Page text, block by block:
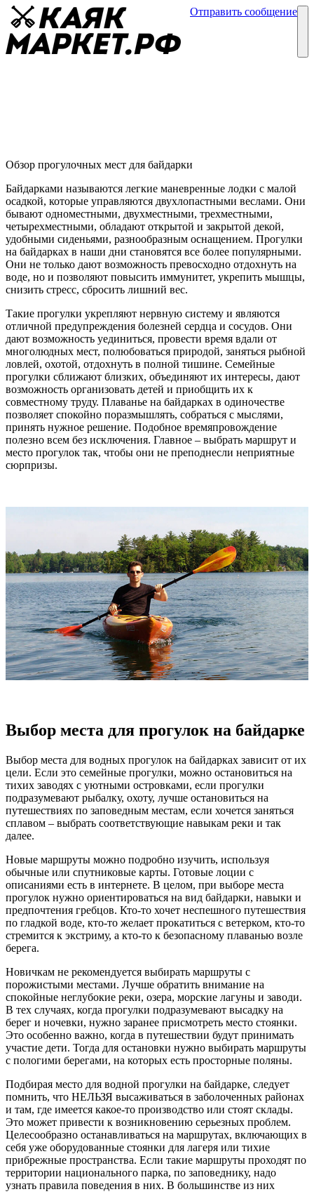
Отправить сообщение
Обзор прогулочных мест для байдарки
Байдарками называются легкие маневренные лодки с малой
осадкой, которые управляются двухлопастными веслами. Они
бывают одноместными, двухместными, трехместными,
четырехместными, обладают открытой и закрытой декой,
удобными сиденьями, разнообразным оснащением. Прогулки
на байдарках в наши дни становятся все более популярными.
Они не только дают возможность превосходно отдохнуть на
воде, но и позволяют повысить иммунитет, укрепить мышцы,
снизить стресс, сбросить лишний вес.
Такие прогулки укрепляют нервную систему и являются
отличной предупреждения болезней сердца и сосудов. Они
дают возможность уединиться, провести время вдали от
многолюдных мест, полюбоваться природой, заняться рыбной
ловлей, охотой, отдохнуть в полной тишине. Семейные
прогулки сближают близких, объединяют их интересы, дают
возможность организовать детей и приобщить их к
совместному труду. Плаванье на байдарках в одиночестве
позволяет спокойно поразмышлять, собраться с мыслями,
принять нужное решение. Подобное времяпровождение
полезно всем без исключения. Главное – выбрать маршрут и
место прогулок так, чтобы они не преподнесли неприятные
сюрпризы.
Выбор места для прогулок на байдарке
Выбор места для водных прогулок на байдарках зависит от их
цели. Если это семейные прогулки, можно остановиться на
тихих заводях с уютными островками, если прогулки
подразумевают рыбалку, охоту, лучше остановиться на
путешествиях по заповедным местам, если хочется заняться
сплавом – выбрать соответствующие навыкам реки и так
далее.
Новые маршруты можно подробно изучить, используя
обычные или спутниковые карты. Готовые лоции с
описаниями есть в интернете. В целом, при выборе места
прогулок нужно ориентироваться на вид байдарки, навыки и
предпочтения гребцов. Кто-то хочет неспешного путешествия
по гладкой воде, кто-то желает прокатиться с ветерком, кто-то
стремится к экстриму, а кто-то к безопасному плаванью возле
берега.
Новичкам не рекомендуется выбирать маршруты с
порожистыми местами. Лучше обратить внимание на
спокойные неглубокие реки, озера, морские лагуны и заводи.
В тех случаях, когда прогулки подразумевают высадку на
берег и ночевки, нужно заранее присмотреть место стоянки.
Это особенно важно, когда в путешествии будут принимать
участие дети. Тогда для остановки нужно выбирать маршруты
с пологими берегами, на которых есть просторные поляны.
Подбирая место для водной прогулки на байдарке, следует
помнить, что НЕЛЬЗЯ высаживаться в заболоченных районах
и там, где имеется какое-то производство или стоят склады.
Это может привести к возникновению серьезных проблем.
Целесообразно останавливаться на маршрутах, включающих в
себя уже оборудованные стоянки для лагеря или тихие
прибрежные пространства. Если такие маршруты проходят по
территории национального парка, по заповеднику, надо
узнать правила поведения в них. В большинстве из них